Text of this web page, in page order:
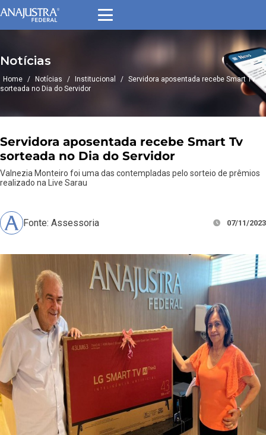
Notícias
Home / Notícias / Institucional / Servidora aposentada recebe Smart Tv
sorteada no Dia do Servidor
Servidora aposentada recebe Smart Tv
sorteada no Dia do Servidor
Valnezia Monteiro foi uma das contempladas pelo sorteio de prêmios
realizado na Live Sarau
Fonte: Assessoria 07/11/2023